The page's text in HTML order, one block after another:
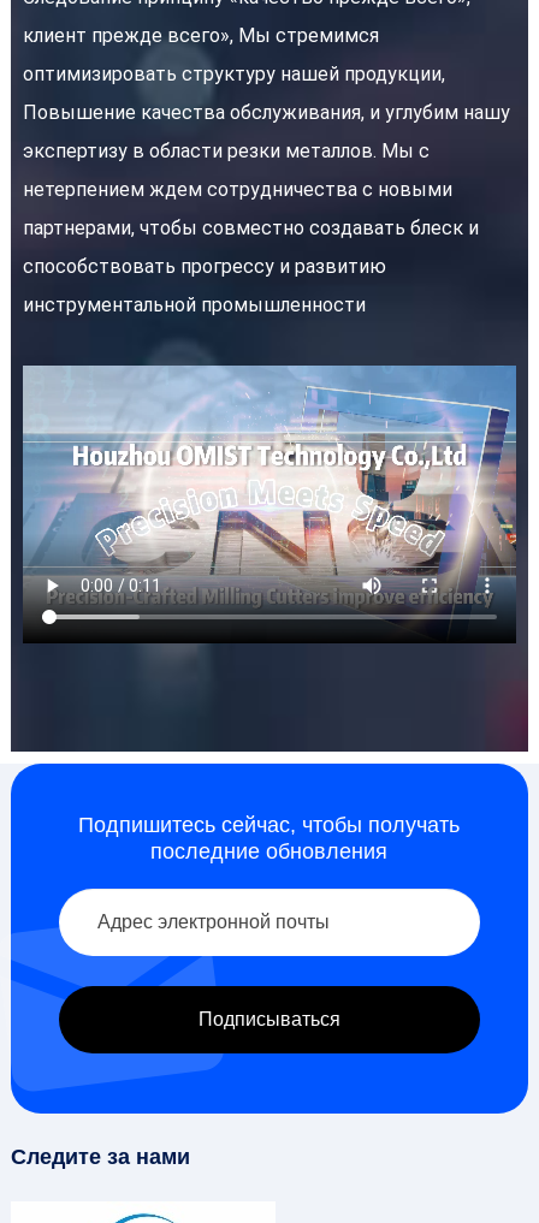
клиент прежде всего», Мы стремимся
оптимизировать структуру нашей продукции,
Повышение качества обслуживания, и углубим нашу
экспертизу в области резки металлов. Мы с
нетерпением ждем сотрудничества с новыми
партнерами, чтобы совместно создавать блеск и
способствовать прогрессу и развитию
инструментальной промышленности
Подпишитесь сейчас, чтобы получать
последние обновления
Следите за нами